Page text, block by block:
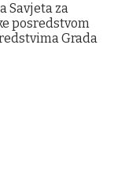
Savjeta za
posredstvom
Grada